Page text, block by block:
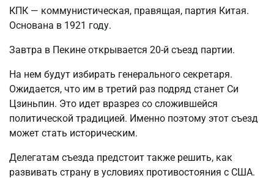
КПК — коммунистическая, правящая, партия Китая.
Основана в 1921 году.
Завтра в Пекине открывается 20-й съезд партии.
На нем будут избирать генерального секретаря.
Ожидается, что им в третий раз подряд станет Си
Цзиньпин. Это идет вразрез со сложившейся
политической традицией. Именно поэтому этот съезд
может стать историческим.
Делегатам съезда предстоит также решить, как
развивать страну в условиях противостояния с США.